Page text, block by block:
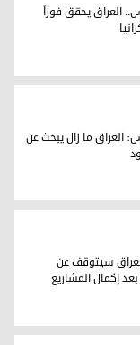
باريس
العراق يحقق فوزاً
المفقود
العراق ما زال يبحث عن
بعد إكمال
سيتوقف عن
بعد إكمال المشاريع